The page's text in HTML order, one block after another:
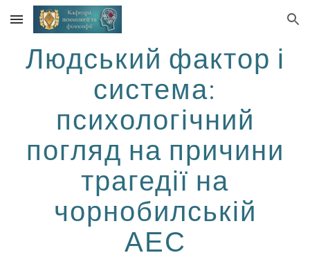
Skip to main content Skip to navigation
Людський фактор і
система:
психологічний
погляд на причини
трагедії на
чорнобилській
АЕС